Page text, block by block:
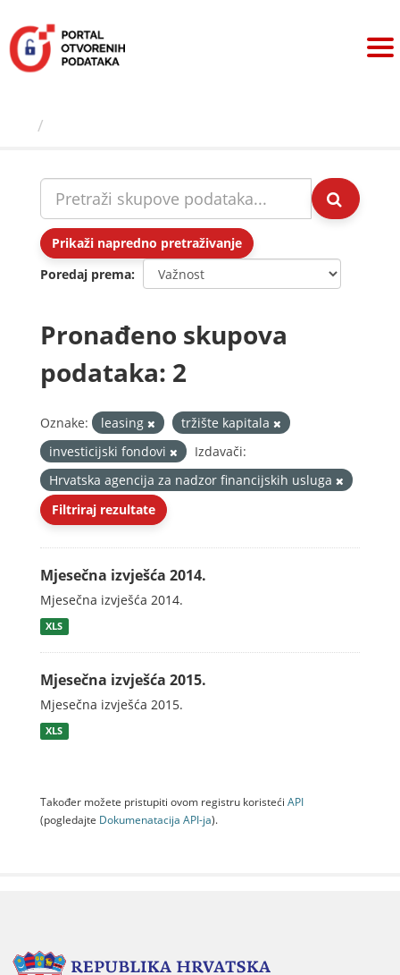
sadržaj
Prikaži napredno pretraživanje
Poredaj prema
Pronađeno skupova
podataka: 2
Oznake: leasing
tržište kapitala
investicijski fondovi
Izdavači:
Hrvatska agencija za nadzor financijskih usluga
Filtriraj rezultate
Mjesečna izvješća 2014.
Mjesečna izvješća 2014.
XLS
Mjesečna izvješća 2015.
Mjesečna izvješća 2015.
XLS
Također možete pristupiti ovom registru koristeći API
(pogledajte Dokumenаtаcijа API-jа).